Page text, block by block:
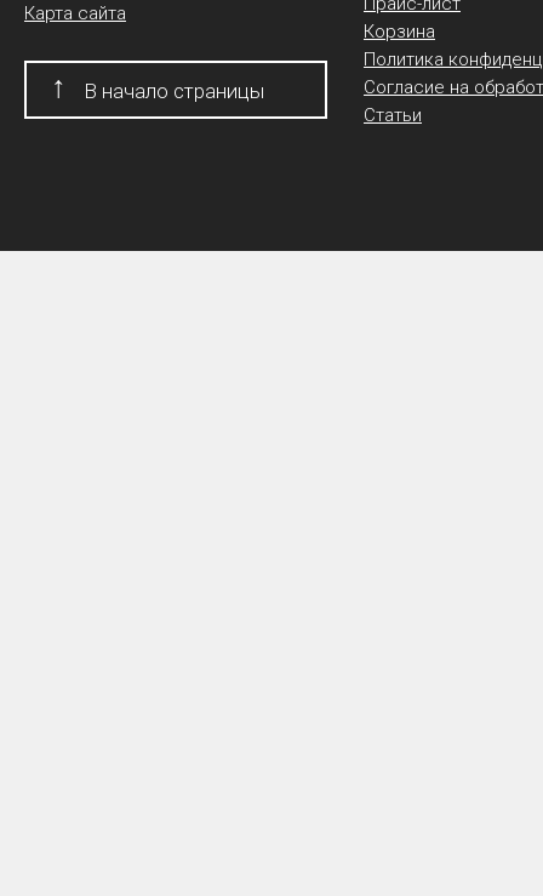
Карта сайта
↑ В начало страницы
Корзина
Политика
Согласие на
Статьи